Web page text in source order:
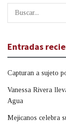
Entradas
Capturan a sujeto
Vanessa Rivera
Agua
Mejicanos celebra